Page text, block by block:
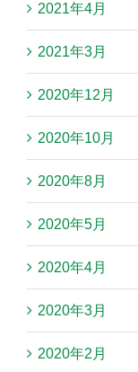
2021年4月
2021年3月
2020年12月
2020年10月
2020年8月
2020年5月
2020年4月
2020年3月
2020年2月